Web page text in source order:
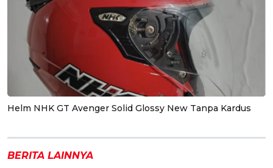
Helm NHK GT Avenger Solid Glossy New Tanpa Kardus
BERITA LAINNYA